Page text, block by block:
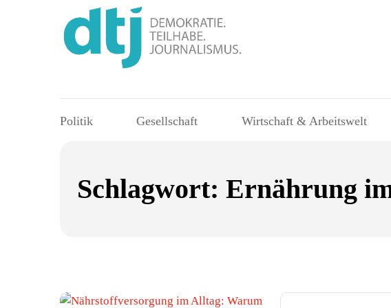
Politik Gesellschaft Wirtschaft & Arbeitswelt
Schlagwort: Ernährung